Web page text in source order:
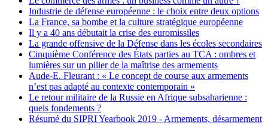
Industrie de défense européenne : le choix entre deux options
La France, sa bombe et la culture stratégique européenne
Il y a 40 ans débutait la crise des euromissiles
La grande offensive de la Défense dans les écoles secondaires
Cinquième Conférence des États parties au TCA : ombres et
lumières sur un pilier de la maîtrise des armements
Aude-E. Fleurant : « Le concept de course aux armements
n’est pas adapté au contexte contemporain »
Le retour militaire de la Russie en Afrique subsaharienne :
quels fondements ?
Résumé du SIPRI Yearbook 2019 - Armements, désarmement